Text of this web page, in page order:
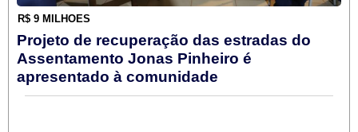
R$ 9 MILHÕES
Projeto de recuperação das estradas do
Assentamento Jonas Pinheiro é
apresentado à comunidade